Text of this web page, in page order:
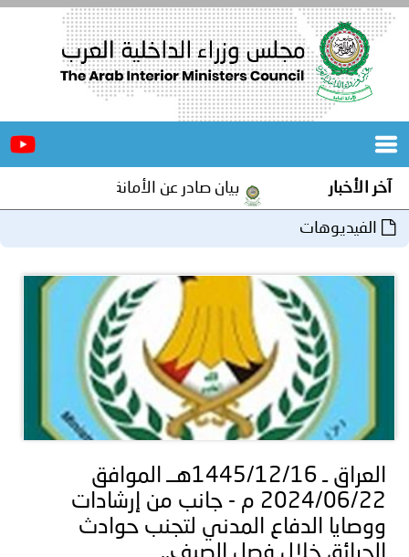
الرئيسية
المجلس
مؤتمرات
اجتماعات
جهود
و
إنجازات
برامج
توعوية
الخدمات
الإلكترونية
وفيديو
مجلة
أصداء
إعلانات
آخر الأخبار بيان صادر عن الأمانة العامة لمجلس وزراء
الفيديوهات
العراق ـ 1445/12/16هــ الموافق
2024/06/22 م - جانب من إرشادات
ووصايا الدفاع المدني لتجنب حوادث